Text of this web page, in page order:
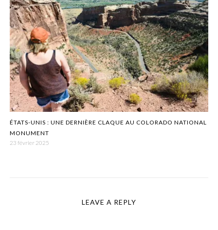
ÉTATS-UNIS : UNE DERNIÈRE CLAQUE AU COLORADO NATIONAL
MONUMENT
23 février 2025
LEAVE A REPLY